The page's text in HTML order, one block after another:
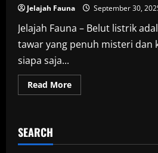
Jelajah Fauna September 30,
Jelajah Fauna – Belut listrik
tawar yang penuh misteri dan
siapa saja...
Read MoreRead
more
Bisa
SEARCH